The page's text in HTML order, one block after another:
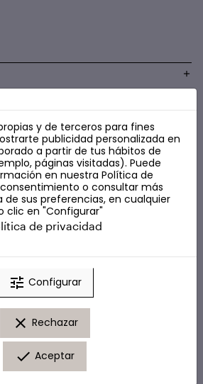
derechos reservados.
y de terceros para fines
publicidad personalizada en
a partir de tus hábitos de
páginas visitadas). Puede
en nuestra Política de
o consultar más
sus preferencias, en cualquier
en "Configurar"
de privacidad
tune Configurar
clear Rechazar
done Aceptar